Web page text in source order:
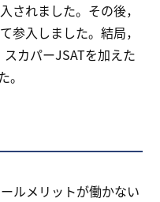
されました。その後，
参入しました。結局，
カパーJSATを加えた
ルメリットが働かない